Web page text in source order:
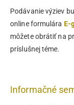
Podávanie výziev
online formulára E-
môžete obrátiť na
príslušnej téme.
Informačné